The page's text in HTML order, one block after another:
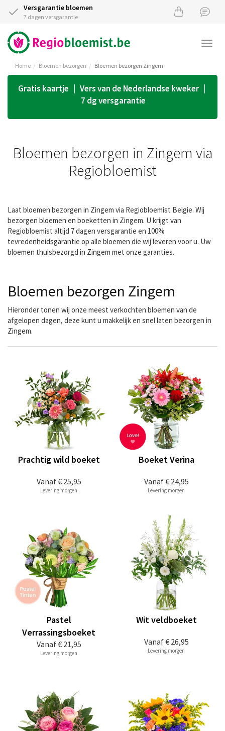
Versgarantie bloemen
7 dagen versgarantie
Home Bloemen bezorgen Bloemen bezorgen Zingem
Gratis kaartje | Vers van de Nederlandse kweker |
7 dg versgarantie
Bloemen bezorgen in Zingem via
Regiobloemist
Laat bloemen bezorgen in Zingem via Regiobloemist Belgie. Wij
bezorgen bloemen en boeketten in Zingem. U krijgt van
Regiobloemist altijd 7 dagen versgarantie en 100%
tevredenheidsgarantie op alle bloemen die wij leveren voor u. Uw
bloemen thuisbezorgd in Zingem met onze garanties.
Bloemen bezorgen Zingem
Hieronder tonen wij onze meest verkochten bloemen van de
afgelopen dagen, deze kunt u makkelijk en snel laten bezorgen in
Zingem.
Vanaf€ 25,95
Prachtig wild boeket
Levering morgen
Vanaf€ 24,95
Boeket Verina
Levering morgen
Vanaf€ 21,95
Pastel
Verrassingsboeket
Levering morgen
Vanaf€ 26,95
Wit veldboeket
Levering morgen